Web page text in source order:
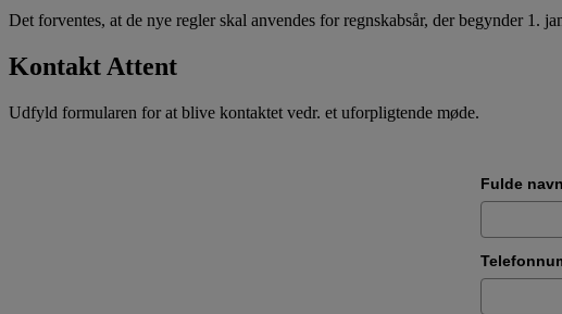
Det forventes, at de nye regler skal anvendes for regnskabsår, der begynder 1.
Kontakt Attent
Udfyld formularen for at blive kontaktet vedr. et uforpligtende møde.
Fulde navn